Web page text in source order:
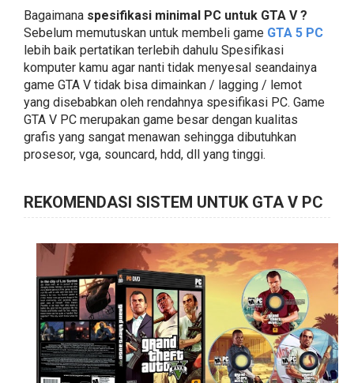
Bagaimana spesifikasi minimal PC untuk GTA V ?
Sebelum memutuskan untuk membeli game GTA 5 PC
lebih baik pertatikan terlebih dahulu Spesifikasi
komputer kamu agar nanti tidak menyesal seandainya
game GTA V tidak bisa dimainkan / lagging / lemot
yang disebabkan oleh rendahnya spesifikasi PC. Game
GTA V PC merupakan game besar dengan kualitas
grafis yang sangat menawan sehingga dibutuhkan
prosesor, vga, souncard, hdd, dll yang tinggi.
REKOMENDASI SISTEM UNTUK GTA V PC